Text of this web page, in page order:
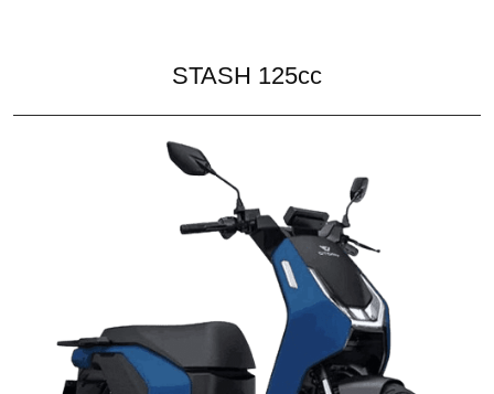
STASH 125cc